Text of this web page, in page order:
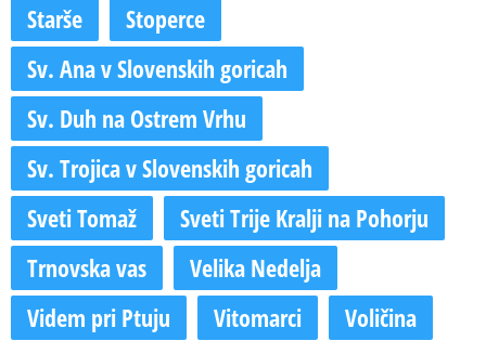
Starše
Stoperce
Sv. Ana v Slovenskih goricah
Sv. Duh na Ostrem Vrhu
Sv. Trojica v Slovenskih goricah
Sveti Tomaž
Sveti Trije Kralji na Pohorju
Trnovska vas
Velika Nedelja
Videm pri Ptuju
Vitomarci Voličina